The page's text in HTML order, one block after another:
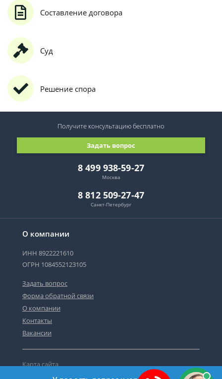
Составление договора
Суд
Решение спора
О компании
ИНН 8922221610
ОГРН 1084552123105
Задать вопрос
Форма обратной связи
О компании
Контакты
Вакансии
Карта сайта
Политика персональных данных
8 499 938-59-27
Москва
8 812 509-27-47
Санкт-Петербург
Задать вопрос
Получите консультациюбесплатно